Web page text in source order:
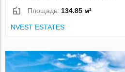
Площадь:134.85 м²
NVEST ESTATES